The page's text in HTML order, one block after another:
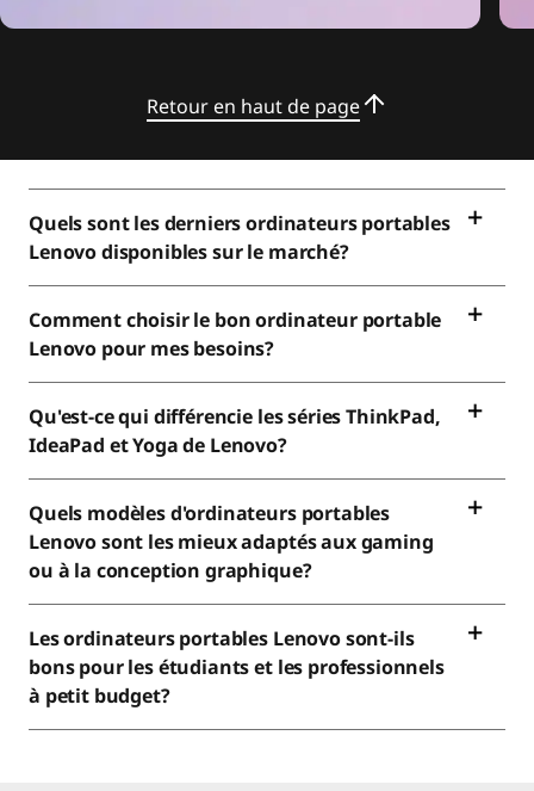
Retour en haut de page
Quels sont les derniers ordinateurs portables
Lenovo disponibles sur le marché?
Comment choisir le bon ordinateur portable
Lenovo pour mes besoins?
Qu'est-ce qui différencie les séries ThinkPad,
IdeaPad et Yoga de Lenovo?
Quels modèles d'ordinateurs portables
Lenovo sont les mieux adaptés aux gaming
ou à la conception graphique?
Les ordinateurs portables Lenovo sont-ils
bons pour les étudiants et les professionnels
à petit budget?